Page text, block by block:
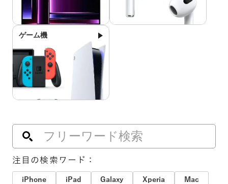
ゲーム機
注目の検索ワード：
iPhone iPad Galaxy Xperia
Mac